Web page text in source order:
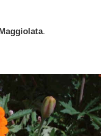
Maggiolata.